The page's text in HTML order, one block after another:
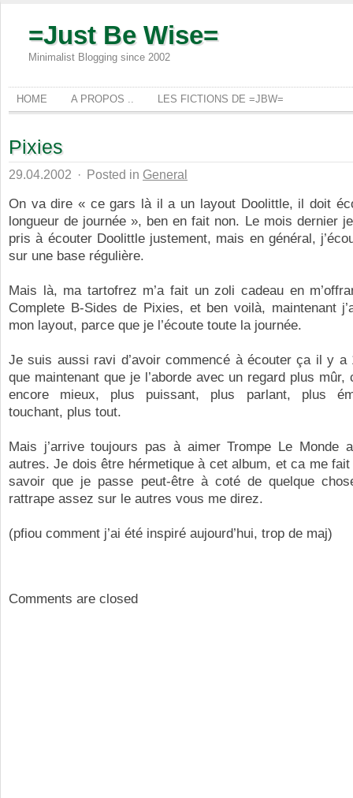
=Just Be Wise=
Minimalist Blogging since 2002
HOME A PROPOS .. LES FICTIONS DE =JBW=
Pixies
29.04.2002 · Posted in General
On va dire « ce gars là il a un layout Doolittle, il doit
longueur de journée », ben en fait non. Le mois dernier
pris à écouter Doolittle justement, mais en général,
sur une base régulière.
Mais là, ma tartofrez m’a fait un zoli cadeau en
Complete B-Sides de Pixies, et ben voilà, maintenant
mon layout, parce que je l’écoute toute la journée.
Je suis aussi ravi d’avoir commencé à écouter ça il y a
que maintenant que je l’aborde avec un regard plus mûr,
encore mieux, plus puissant, plus parlant, plus
touchant, plus tout.
Mais j’arrive toujours pas à aimer Trompe Le Monde
autres. Je dois être hérmetique à cet album, et ca me
savoir que je passe peut-être à coté de quelque
rattrape assez sur le autres vous me direz.
(pfiou comment j’ai été inspiré aujourd’hui, trop de maj)
Comments are closed